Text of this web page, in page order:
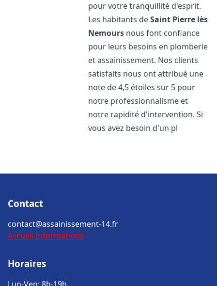
pour votre tranquillité d'esprit.
Les habitants deSaint Pierre lès
Nemours nous font confiance
pour leurs besoins en plomberie
et assainissement. Nos clients
satisfaits nous ont attribué une
note de 4,5 étoiles sur 5 pour
notre professionnalisme et
notre rapidité d'intervention. Si
vous avez besoin d'un pl
Contact
contact@assainissement-14.fr
Accueil Informations
Horaires